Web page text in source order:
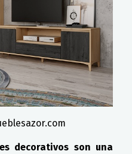
decorativos son una